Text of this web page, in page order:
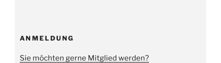
ANMELDUNG
Sie möchten gerne Mitglied werden?